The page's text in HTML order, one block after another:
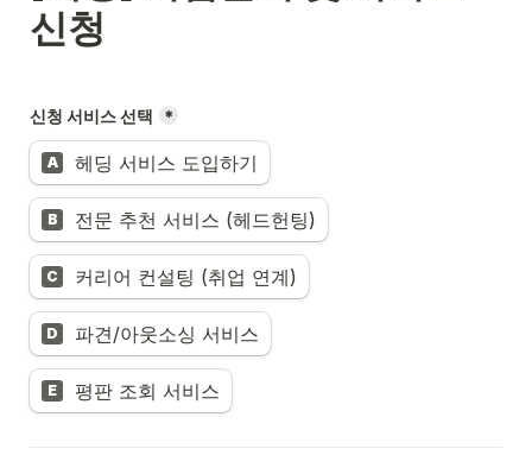
신청
신청 서비스 선택 *
A 헤딩 서비스 도입하기
B 전문 추천 서비스 (헤드헌팅)
C 커리어 컨설팅 (취업 연계)
D 파견/아웃소싱 서비스
E 평판 조회 서비스